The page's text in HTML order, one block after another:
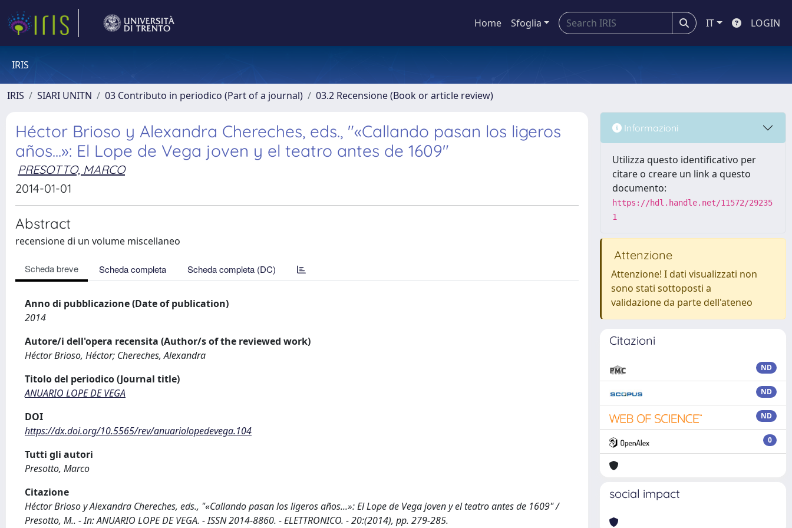
Home Sfoglia IT LOGIN
IRIS
IRIS SIARI UNITN 03 Contributo in periodico (Part of a journal) 03.2 Recensione (Book or article review)
Héctor Brioso y Alexandra Chereches, eds., "«Callando pasan los ligeros
años...»: El Lope de Vega joven y el teatro antes de 1609"
PRESOTTO, MARCO
2014-01-01
Abstract
recensione di un volume miscellaneo
Scheda breve Scheda completa Scheda completa (DC)
Anno di pubblicazione (Date of publication)
2014
Autore/i dell'opera recensita (Author/s of the reviewed work)
Héctor Brioso, Héctor; Chereches, Alexandra
Titolo del periodico (Journal title)
ANUARIO LOPE DE VEGA
DOI
https://dx.doi.org/10.5565/rev/anuariolopedevega.104
Tutti gli autori
Presotto, Marco
Citazione
Héctor Brioso y Alexandra Chereches, eds., "«Callando pasan los ligeros años...»: El Lope de Vega joven y el teatro antes de 1609" /
Presotto, M.. - In: ANUARIO LOPE DE VEGA. - ISSN 2014-8860. - ELETTRONICO. - 20:(2014), pp. 279-285.
Informazioni
Utilizza questo identificativo per
citare o creare un link a questo
documento:
https://hdl.handle.net/11572/29235
1
Attenzione
Attenzione! I dati visualizzati non
sono stati sottoposti a
validazione da parte dell'ateneo
Citazioni
ND
ND
ND
0
social impact